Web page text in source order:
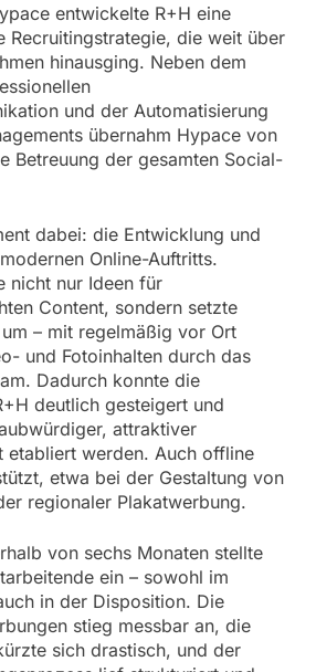
entwickelte R+H eine
Recruitingstrategie, die weit über
hinausging. Neben dem
und der Automatisierung
übernahm Hypace von
Betreuung der gesamten Social-
dabei: die Entwicklung und
Online-Auftritts.
nicht nur Ideen für
Content, sondern setzte
– mit regelmäßig vor Ort
und Fotoinhalten durch das
Dadurch konnte die
deutlich gesteigert und
attraktiver
etabliert werden. Auch offline
etwa bei der Gestaltung von
regionaler Plakatwerbung.
von sechs Monaten stellte
ein – sowohl im
in der Disposition. Die
stieg messbar an, die
sich drastisch, und der